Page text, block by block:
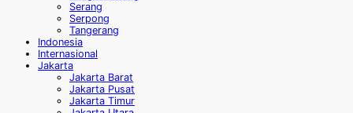
Serang
Serpong
Tangerang
Indonesia
Internasional
Jakarta
Jakarta Barat
Jakarta Pusat
Jakarta Timur